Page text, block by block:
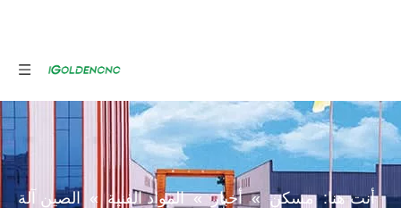
أنت هنا: مسكن » أخبار » المواد الفنية » الصين آلة